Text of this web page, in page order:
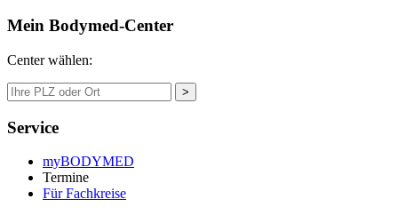
Mein Bodymed-Center
Center wählen:
>
Service
myBODYMED
Termine
Für Fachkreise